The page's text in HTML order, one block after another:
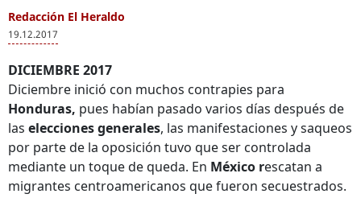
Redacción El Heraldo
19.12.2017
DICIEMBRE 2017
Diciembre inició con muchos contrapies para
Honduras, pues habían pasado varios días después de
las elecciones generales, las manifestaciones y saqueos
por parte de la oposición tuvo que ser controlada
mediante un toque de queda. En México rescatan a
migrantes centroamericanos que fueron secuestrados.